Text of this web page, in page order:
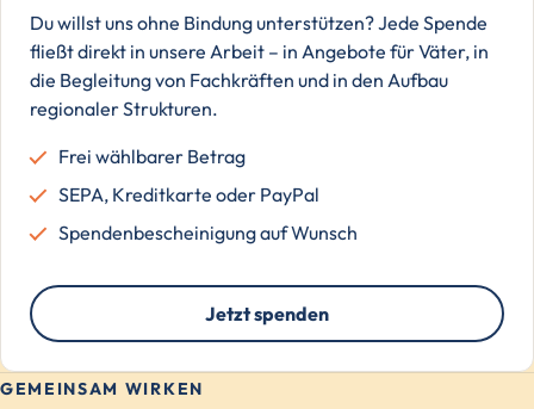
Du willst uns ohne Bindung unterstützen? Jede Spende
fließt direkt in unsere Arbeit – in Angebote für Väter, in
die Begleitung von Fachkräften und in den Aufbau
regionaler Strukturen.
Frei wählbarer Betrag
SEPA, Kreditkarte oder PayPal
Spendenbescheinigung auf Wunsch
Jetzt spenden
GEMEINSAM WIRKEN